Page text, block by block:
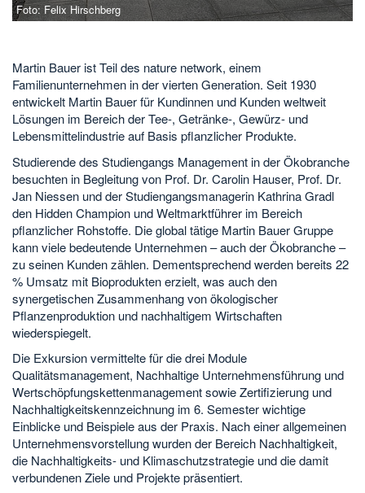
Foto: Felix Hirschberg
Martin Bauer ist Teil des nature network, einem
Familienunternehmen in der vierten Generation. Seit 1930
entwickelt Martin Bauer für Kundinnen und Kunden weltweit
Lösungen im Bereich der Tee-, Getränke-, Gewürz- und
Lebensmittelindustrie auf Basis pflanzlicher Produkte.
Studierende des Studiengangs Management in der Ökobranche
besuchten in Begleitung von Prof. Dr. Carolin Hauser, Prof. Dr.
Jan Niessen und der Studiengangsmanagerin Kathrina Gradl
den Hidden Champion und Weltmarktführer im Bereich
pflanzlicher Rohstoffe. Die global tätige Martin Bauer Gruppe
kann viele bedeutende Unternehmen – auch der Ökobranche –
zu seinen Kunden zählen. Dementsprechend werden bereits 22
% Umsatz mit Bioprodukten erzielt, was auch den
synergetischen Zusammenhang von ökologischer
Pflanzenproduktion und nachhaltigem Wirtschaften
wiederspiegelt.
Die Exkursion vermittelte für die drei Module
Qualitätsmanagement, Nachhaltige Unternehmensführung und
Wertschöpfungskettenmanagement sowie Zertifizierung und
Nachhaltigkeitskennzeichnung im 6. Semester wichtige
Einblicke und Beispiele aus der Praxis. Nach einer allgemeinen
Unternehmensvorstellung wurden der Bereich Nachhaltigkeit,
die Nachhaltigkeits- und Klimaschutzstrategie und die damit
verbundenen Ziele und Projekte präsentiert.